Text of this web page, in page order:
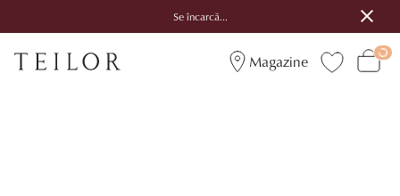
Se încarcă...
Magazine